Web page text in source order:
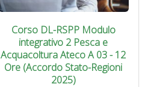
Corso DL-RSPP Modulo
integrativo 2 Pesca e
Acquacoltura Ateco A 03 - 12
Ore (Accordo Stato-Regioni
2025)